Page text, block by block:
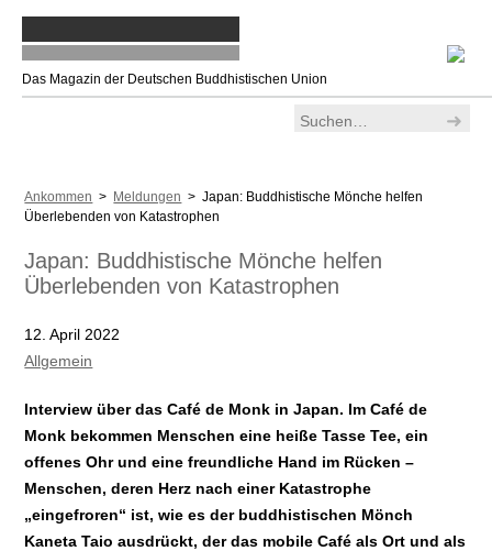
Das Magazin der Deutschen Buddhistischen Union
Ankommen > Meldungen > Japan: Buddhistische Mönche helfen
Überlebenden von Katastrophen
Japan: Buddhistische Mönche helfen
Überlebenden von Katastrophen
12. April 2022
Allgemein
Interview über das Café de Monk in Japan. Im Café de
Monk bekommen Menschen eine heiße Tasse Tee, ein
offenes Ohr und eine freundliche Hand im Rücken –
Menschen, deren Herz nach einer Katastrophe
„eingefroren“ ist, wie es der buddhistischen Mönch
Kaneta Taio ausdrückt, der das mobile Café als Ort und als